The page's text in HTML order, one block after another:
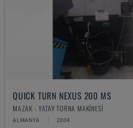
QUICK TURN NEXUS 200 MS
MAZAK - YATAY TORNA MAKINESI
ALMANYA 2004